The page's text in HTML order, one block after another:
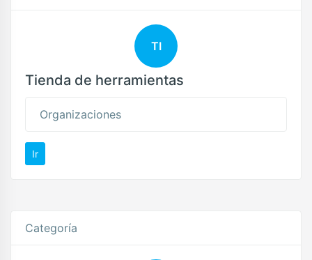
TI
Tienda de herramientas
Organizaciones
Ir
Categoría